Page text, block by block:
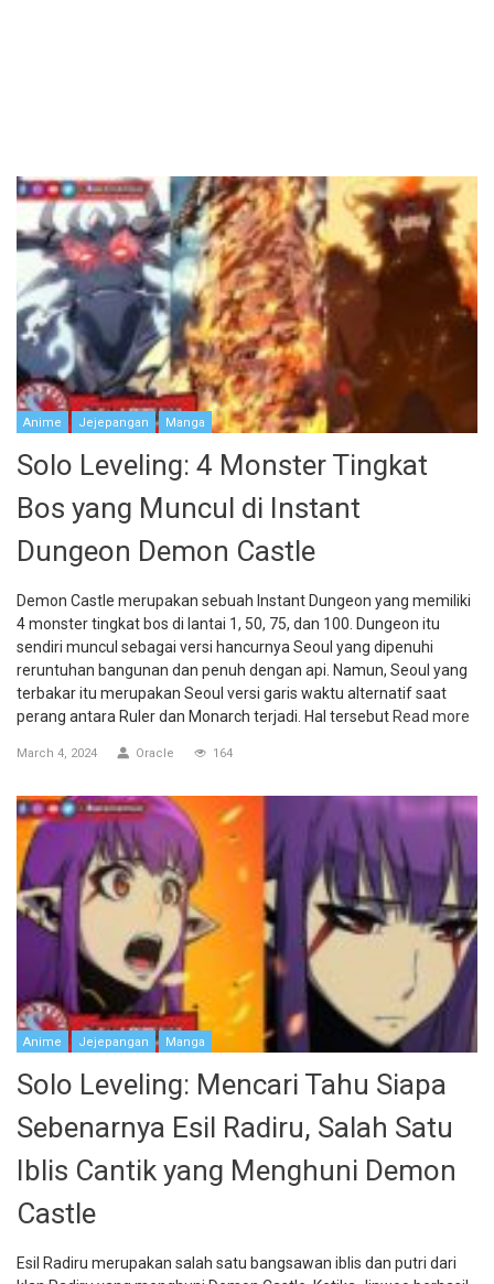
Anime Jejepangan Manga
Solo Leveling: 4 Monster Tingkat
Bos yang Muncul di Instant
Dungeon Demon Castle
Demon Castle merupakan sebuah Instant Dungeon yang memiliki
4 monster tingkat bos di lantai 1, 50, 75, dan 100. Dungeon itu
sendiri muncul sebagai versi hancurnya Seoul yang dipenuhi
reruntuhan bangunan dan penuh dengan api. Namun, Seoul yang
terbakar itu merupakan Seoul versi garis waktu alternatif saat
perang antara Ruler dan Monarch terjadi. Hal tersebut Read more
March 4, 2024 Oracle 164
Anime Jejepangan Manga
Solo Leveling: Mencari Tahu Siapa
Sebenarnya Esil Radiru, Salah Satu
Iblis Cantik yang Menghuni Demon
Castle
Esil Radiru merupakan salah satu bangsawan iblis dan putri dari